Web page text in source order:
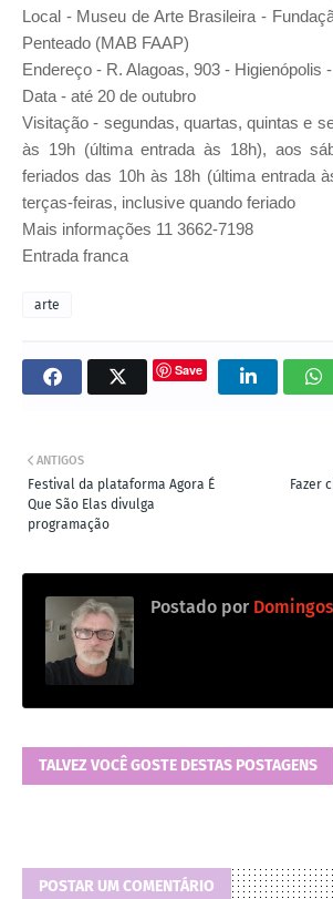
Local - Museu de Arte Brasileira -
Penteado (MAB FAAP)
Endereço - R. Alagoas, 903 - Higienópolis
Data - até 20 de outubro
Visitação - segundas, quartas, quintas e
às 19h (última entrada às 18h), aos
feriados das 10h às 18h (última entrada
terças-feiras, inclusive quando feriado
Mais informações 11 3662-7198
Entrada franca
arte
Save
Fazer
ANTIGOS
Festival da plataforma Agora É
Que São Elas divulga
programação
Postado por
TALVEZ VOCÊ GOSTE DESTAS POSTAGENS
POSTAR UM COMENTÁRIO